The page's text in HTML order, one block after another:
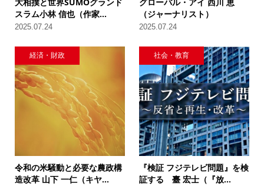
スラム小林 信也（作家...
2025.07.24
（ジャーナリスト）
2025.07.24
経済・財政
令和の米騒動と必要な農政構
造改革 山下 一仁（キヤ...
社会・教育
『検証 フジテレビ問題』を検
証する 臺 宏士（『放...